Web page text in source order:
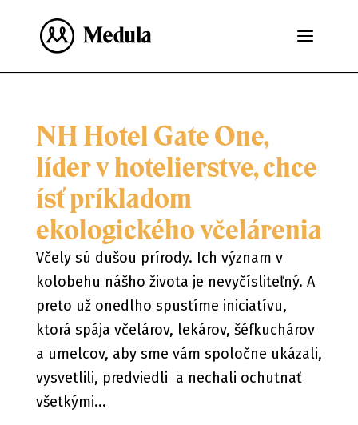
NH Hotel Gate One,
líder v hotelierstve, chce
ísť príkladom
ekologického včelárenia
Včely sú dušou prírody. Ich význam v
kolobehu nášho života je nevyčísliteľný. A
preto už onedlho spustíme iniciatívu,
ktorá spája včelárov, lekárov, šéfkuchárov
a umelcov, aby sme vám spoločne ukázali,
vysvetlili, predviedli a nechali ochutnať
všetkými...